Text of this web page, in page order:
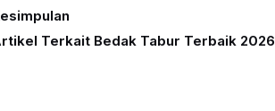
Terkait Bedak Tabur Terbaik 2026